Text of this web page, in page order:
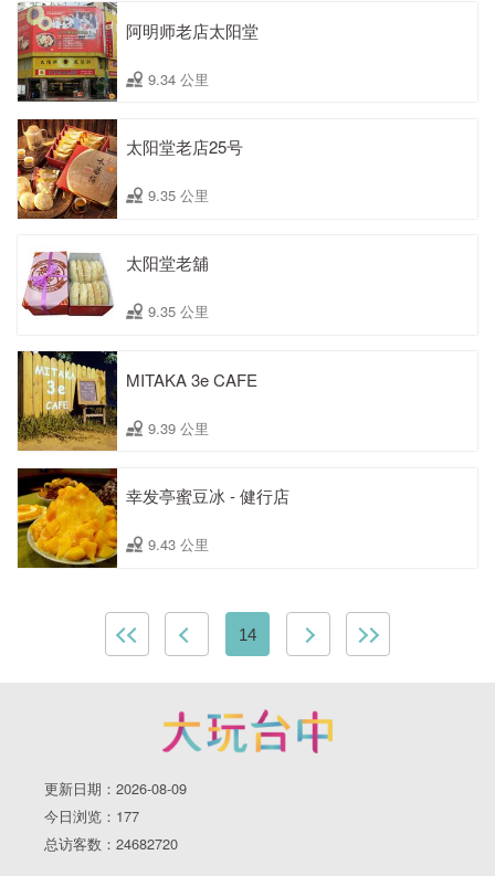
阿明师老店太阳堂
9.34 公里
太阳堂老店25号
9.35 公里
太阳堂老舖
9.35 公里
MITAKA 3e CAFE
9.39 公里
幸发亭蜜豆冰 - 健行店
9.43 公里
14
更新日期：2026-08-09
今日浏览：177
总访客数：24682720